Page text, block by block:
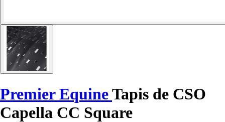
Premier EquineTapis de CSO
Capella CC Square